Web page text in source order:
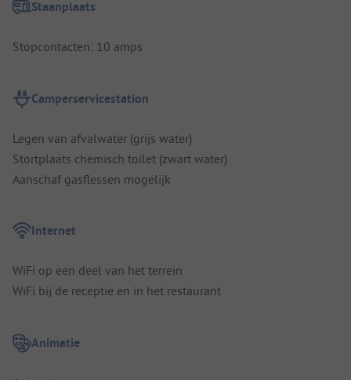
Staanplaats
Stopcontacten: 10 amps
Camperservicestation
Legen van afvalwater (grijs water)
Stortplaats chemisch toilet (zwart water)
Aanschaf gasflessen mogelijk
Internet
WiFi op een deel van het terrein
WiFi bij de receptie en in het restaurant
Animatie